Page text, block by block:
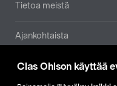
Clas Ohlson käyttää
Tietoa meistä
Ajankohtaista
Muut yrityksemme